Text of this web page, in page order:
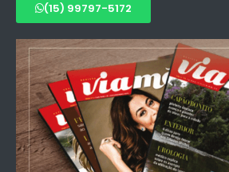
(15) 99797-5172